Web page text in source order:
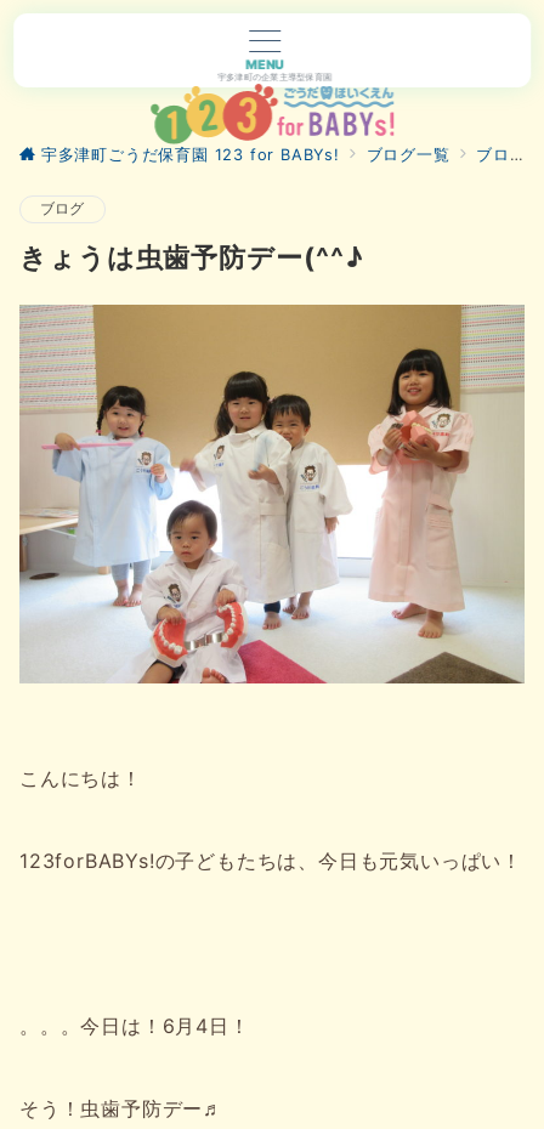
MENU
宇多津町の企業主導型保育園
宇多津町ごうだ保育園 123 for BABYs! ブログ一覧 ブログ
ブログ
きょうは虫歯予防デー(^^♪
こんにちは！
123forBABYs!の子どもたちは、今日も元気いっぱい！
。。。今日は！6月4日！
そう！虫歯予防デー♬